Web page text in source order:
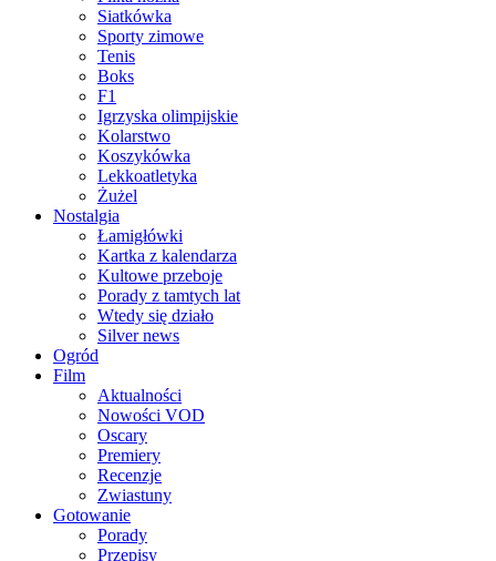
Siatkówka
Sporty zimowe
Tenis
Boks
F1
Igrzyska olimpijskie
Kolarstwo
Koszykówka
Lekkoatletyka
Żużel
Nostalgia
Łamigłówki
Kartka z kalendarza
Kultowe przeboje
Porady z tamtych lat
Wtedy się działo
Silver news
Ogród
Film
Aktualności
Nowości VOD
Oscary
Premiery
Recenzje
Zwiastuny
Gotowanie
Porady
Przepisy